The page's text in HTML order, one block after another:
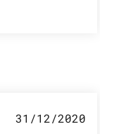
31/12/2020